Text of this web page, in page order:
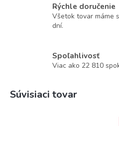
Rýchle doručenie
Všetok tovar máme
dní.
Spoľahlivosť
Viac ako 22 810
Súvisiaci tovar